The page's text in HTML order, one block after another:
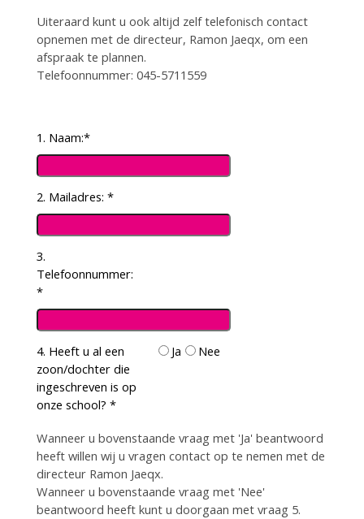
Uiteraard kunt u ook altijd zelf telefonisch contact
opnemen met de directeur, Ramon Jaeqx, om een
afspraak te plannen.
Telefoonnummer: 045-5711559
1. Naam:*
2. Mailadres: *
3.
Telefoonnummer:
*
4. Heeft u al een
zoon/dochter die
ingeschreven is op
onze school? *
Ja Nee
Wanneer u bovenstaande vraag met 'Ja' beantwoord
heeft willen wij u vragen contact op te nemen met de
directeur Ramon Jaeqx.
Wanneer u bovenstaande vraag met 'Nee'
beantwoord heeft kunt u doorgaan met vraag 5.